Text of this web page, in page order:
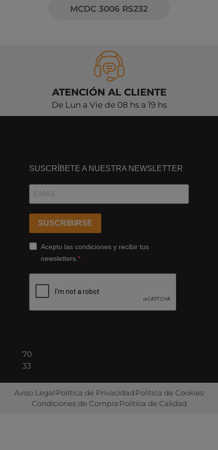
MCDC 3006 RS232
ATENCIÓN AL CLIENTE
De Lun a Vie de 08 hs a 19 hs
ESTAMOS
Passeig
Ferrocarrils
Catalans
178,
Cornellà
Barcelona
70
33
SUSCRÍBETE A NUESTRA NEWSLETTER
SUSCRIBIRSE
Acepto las condiciones y recibir tus
newsletters.
Aviso Legal Política de Privacidad Política de Cookies
Condiciones de Compra Política de Calidad